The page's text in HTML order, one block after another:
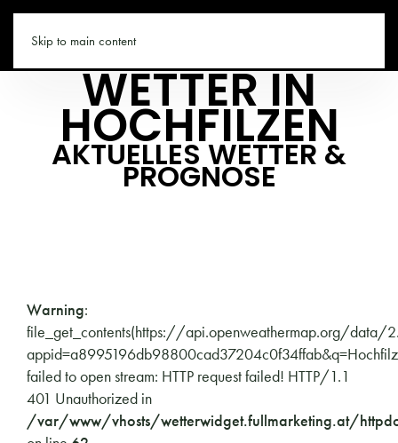
Skip to main content
HOCHFILZEN.CO
WETTER IN
HOCHFILZEN
AKTUELLES WETTER &
PROGNOSE
Warning:
file_get_contents(https://api.openweathermap.org/
failed to open stream: HTTP request failed! HTTP/1.1
401 Unauthorized in
/var/www/vhosts/wetterwidget.fullmarketing.at/